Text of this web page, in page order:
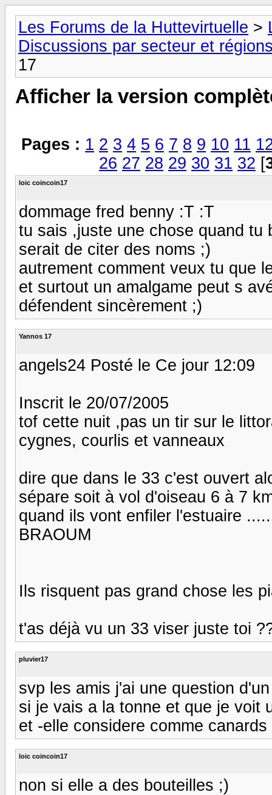
Les Forums de la Huttevirtuelle >
Discussions par secteur et
17
Afficher la version
Pages : 1 2 3 4 5 6 7 8 9 10 11
26 27 28 29 30 31 32 [
loic coincoin17
dommage fred benny :T :T
tu sais ,juste une chose quand tu
serait de citer des noms ;)
autrement comment veux tu que
et surtout un amalgame peut s
défendent sincèrement ;)
Yannos 17
angels24 Posté le Ce jour 12:09
Inscrit le 20/07/2005
tof cette nuit ,pas un tir sur le
cygnes, courlis et vanneaux
dire que dans le 33 c'est ouvert
sépare soit à vol d'oiseau 6 à 7
quand ils vont enfiler l'estuaire
BRAOUM
Ils risquent pas grand chose les
t'as déjà vu un 33 viser juste toi
pluvier17
svp les amis j'ai une question
si je vais a la tonne et que je voit
et -elle considere comme
loic coincoin17
non si elle a des bouteilles ;)